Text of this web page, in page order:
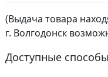
(Выдача товара
г. Волгодонск
Доступные